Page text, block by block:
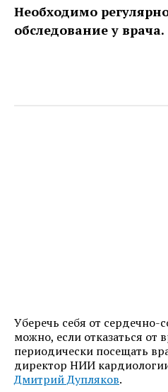
Необходимо
обследование у врача.
Уберечь себя от сердечно-
можно, если отказаться от
периодически посещать
директор НИИ
Дмитрий Дупляков.